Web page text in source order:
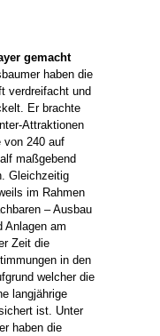
gemacht
haben die
verdreifacht und
Er brachte
Attraktionen
von 240 auf
maßgebend
Gleichzeitig
im Rahmen
– Ausbau
Anlagen am
Zeit die
in den
welcher die
langjährige
ist. Unter
haben die